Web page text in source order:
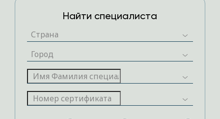
Найти специалиста